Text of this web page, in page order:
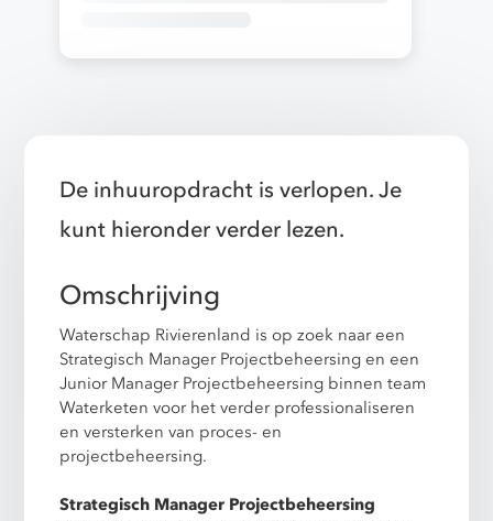
De inhuuropdracht is verlopen. Je
kunt hieronder verder lezen.
Omschrijving
Waterschap Rivierenland is op zoek naar een
Strategisch Manager Projectbeheersing en een
Junior Manager Projectbeheersing binnen team
Waterketen voor het verder professionaliseren
en versterken van proces- en
projectbeheersing.
Strategisch Manager Projectbeheersing